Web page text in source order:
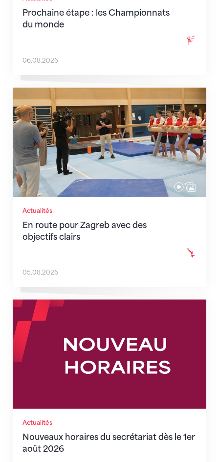
Prochaine étape : les Championnats
du monde
06.08.2026
Actualités
En route pour Zagreb avec des
objectifs clairs
En route pour Zagreb avec des objectifs clairs
05.08.2026
Actualités
Nouveaux horaires du secrétariat dès le 1er
août 2026
Nouveaux horaires du secrétariat dès le 1er août